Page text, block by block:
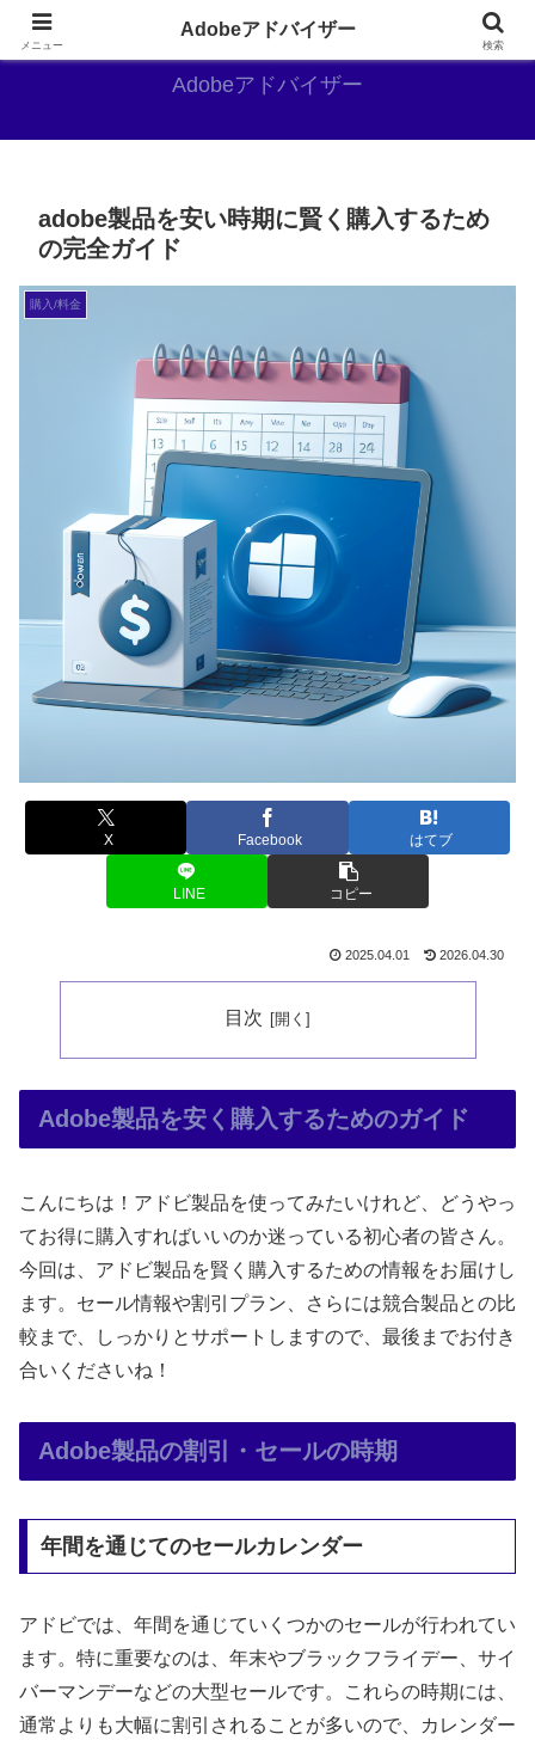
Adobe好きのAdobe推しブログ
Adobeアドバイザー
adobe製品を安い時期に賢く購入するため
の完全ガイド
購入/料金
X Facebook はてブ
LINE コピー
2025.04.01 2026.04.30
目次
Adobe製品を安く購入するためのガイド
こんにちは！アドビ製品を使ってみたいけれど、どうやっ
てお得に購入すればいいのか迷っている初心者の皆さん。
今回は、アドビ製品を賢く購入するための情報をお届けし
ます。セール情報や割引プラン、さらには競合製品との比
較まで、しっかりとサポートしますので、最後までお付き
合いくださいね！
Adobe製品の割引・セールの時期
年間を通じてのセールカレンダー
アドビでは、年間を通じていくつかのセールが行われてい
ます。特に重要なのは、年末やブラックフライデー、サイ
バーマンデーなどの大型セールです。これらの時期には、
通常よりも大幅に割引されることが多いので、カレンダー
メニュー
Adobeアドバイザー
検索